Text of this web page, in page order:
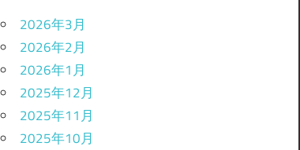
2026年3月
2026年2月
2026年1月
2025年12月
2025年11月
2025年10月